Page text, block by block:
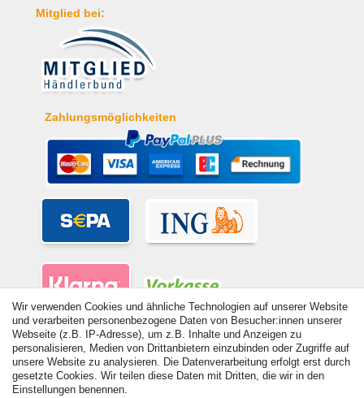
Mitglied bei:
Zahlungsmöglichkeiten
© Copyright 2026 | Alle Rechte vorbehalten. - Alle Rechte vorbehalten.
Wir verwenden Cookies und ähnliche Technologien auf unserer Website
und verarbeiten personenbezogene Daten von Besucher:innen unserer
Webseite (z.B. IP-Adresse), um z.B. Inhalte und Anzeigen zu
personalisieren, Medien von Drittanbietern einzubinden oder Zugriffe auf
unsere Website zu analysieren. Die Datenverarbeitung erfolgt erst durch
gesetzte Cookies. Wir teilen diese Daten mit Dritten, die wir in den
Einstellungen benennen.